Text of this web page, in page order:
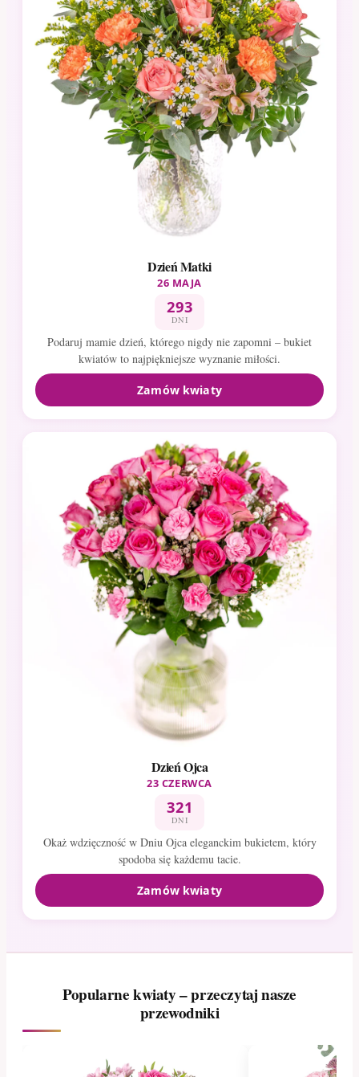
Dzień Matki
26 MAJA
293
DNI
Podaruj mamie dzień, którego nigdy nie zapomni – bukiet
kwiatów to najpiękniejsze wyznanie miłości.
Zamów kwiaty
Dzień Ojca
23 CZERWCA
321
DNI
Okaż wdzięczność w Dniu Ojca eleganckim bukietem, który
spodoba się każdemu tacie.
Zamów kwiaty
Popularne kwiaty – przeczytaj nasze
przewodniki